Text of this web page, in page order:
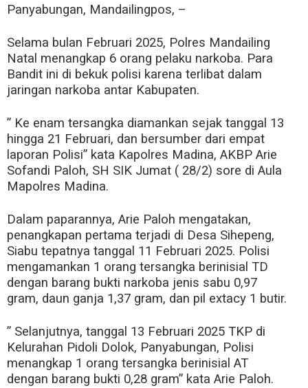
Panyabungan, Mandailingpos, –
Selama bulan Februari 2025, Polres Mandailing
Natal menangkap 6 orang pelaku narkoba. Para
Bandit ini di bekuk polisi karena terlibat dalam
jaringan narkoba antar Kabupaten.
” Ke enam tersangka diamankan sejak tanggal 13
hingga 21 Februari, dan bersumber dari empat
laporan Polisi” kata Kapolres Madina, AKBP Arie
Sofandi Paloh, SH SIK Jumat ( 28/2) sore di Aula
Mapolres Madina.
Dalam paparannya, Arie Paloh mengatakan,
penangkapan pertama terjadi di Desa Sihepeng,
Siabu tepatnya tanggal 11 Februari 2025. Polisi
mengamankan 1 orang tersangka berinisial TD
dengan barang bukti narkoba jenis sabu 0,97
gram, daun ganja 1,37 gram, dan pil extacy 1 butir.
” Selanjutnya, tanggal 13 Februari 2025 TKP di
Kelurahan Pidoli Dolok, Panyabungan, Polisi
menangkap 1 orang tersangka berinisial AT
dengan barang bukti 0,28 gram” kata Arie Paloh.